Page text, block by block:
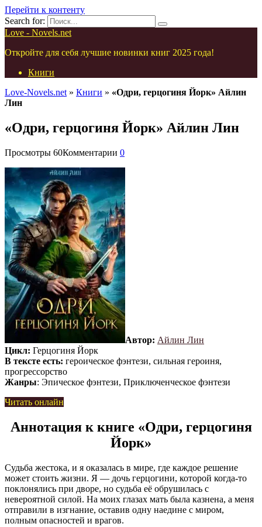
Перейти к контенту
Search for:
Love - Novels.net
Откройте для себя лучшие новинки книг 2025 года!
Книги
Love-Novels.net » Книги » «Одри, герцогиня Йорк» Айлин
Лин
«Одри, герцогиня Йорк» Айлин Лин
Просмотры 60Комментарии 0
Автор: Айлин Лин
Цикл: Герцогиня Йорк
В тексте есть: героическое фэнтези, сильная героиня,
прогрессорство
Жанры: Эпическое фэнтези, Приключенческое фэнтези
Читать онлайн
Аннотация к книге «Одри, герцогиня
Йорк»
Судьба жестока, и я оказалась в мире, где каждое решение
может стоить жизни. Я — дочь герцогини, которой когда-то
поклонялись при дворе, но судьба её обрушилась с
невероятной силой. На моих глазах мать была казнена, а меня
отправили в изгнание, оставив одну наедине с миром,
полным опасностей и врагов.